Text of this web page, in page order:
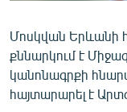
ԿՈՐՈՆԱՎԻՐՈՒՍ
ԱՐԽԻՎ
ՏԵՍԱՆՅՈՒԹԵՐ
Մոսկվան Երևանի
քննարկում է
կանոնագրքի
հայտարարել է